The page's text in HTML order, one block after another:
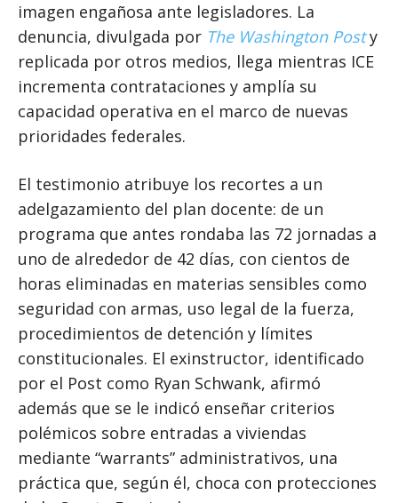
imagen engañosa ante legisladores. La
denuncia, divulgada por The Washington Posty
replicada por otros medios, llega mientras ICE
incrementa contrataciones y amplía su
capacidad operativa en el marco de nuevas
prioridades federales.
El testimonio atribuye los recortes a un
adelgazamiento del plan docente: de un
programa que antes rondaba las 72 jornadas a
uno de alrededor de 42 días, con cientos de
horas eliminadas en materias sensibles como
seguridad con armas, uso legal de la fuerza,
procedimientos de detención y límites
constitucionales. El exinstructor, identificado
por el Post como Ryan Schwank, afirmó
además que se le indicó enseñar criterios
polémicos sobre entradas a viviendas
mediante “warrants” administrativos, una
práctica que, según él, choca con protecciones